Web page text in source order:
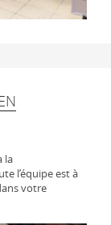
la
l’équipe est à
votre